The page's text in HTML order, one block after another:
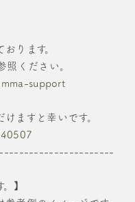
ります。
ください。
support
ますと幸いです。
】